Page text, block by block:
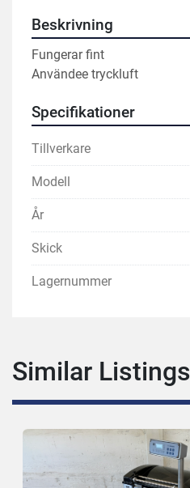
Beskrivning
Fungerar fint
Användee tryckluft
Specifikationer
Tillverkare
Modell
År
Skick
Lagernummer
Similar Listings